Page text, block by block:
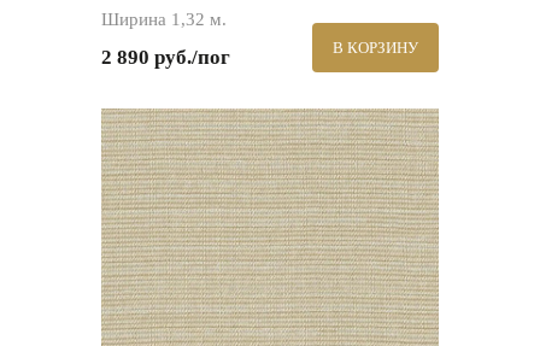
Ширина 1,32 м.
2 890 руб./пог В КОРЗИНУ